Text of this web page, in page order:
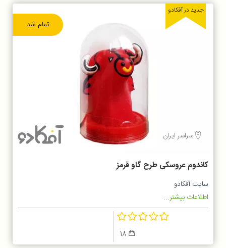
تمام شد
جدید در آفکادو
سراسر ایران
کاندوم عروسکی طرح گاو قرمز
سایت آفکادو
اطلاعات بیشتر...
18